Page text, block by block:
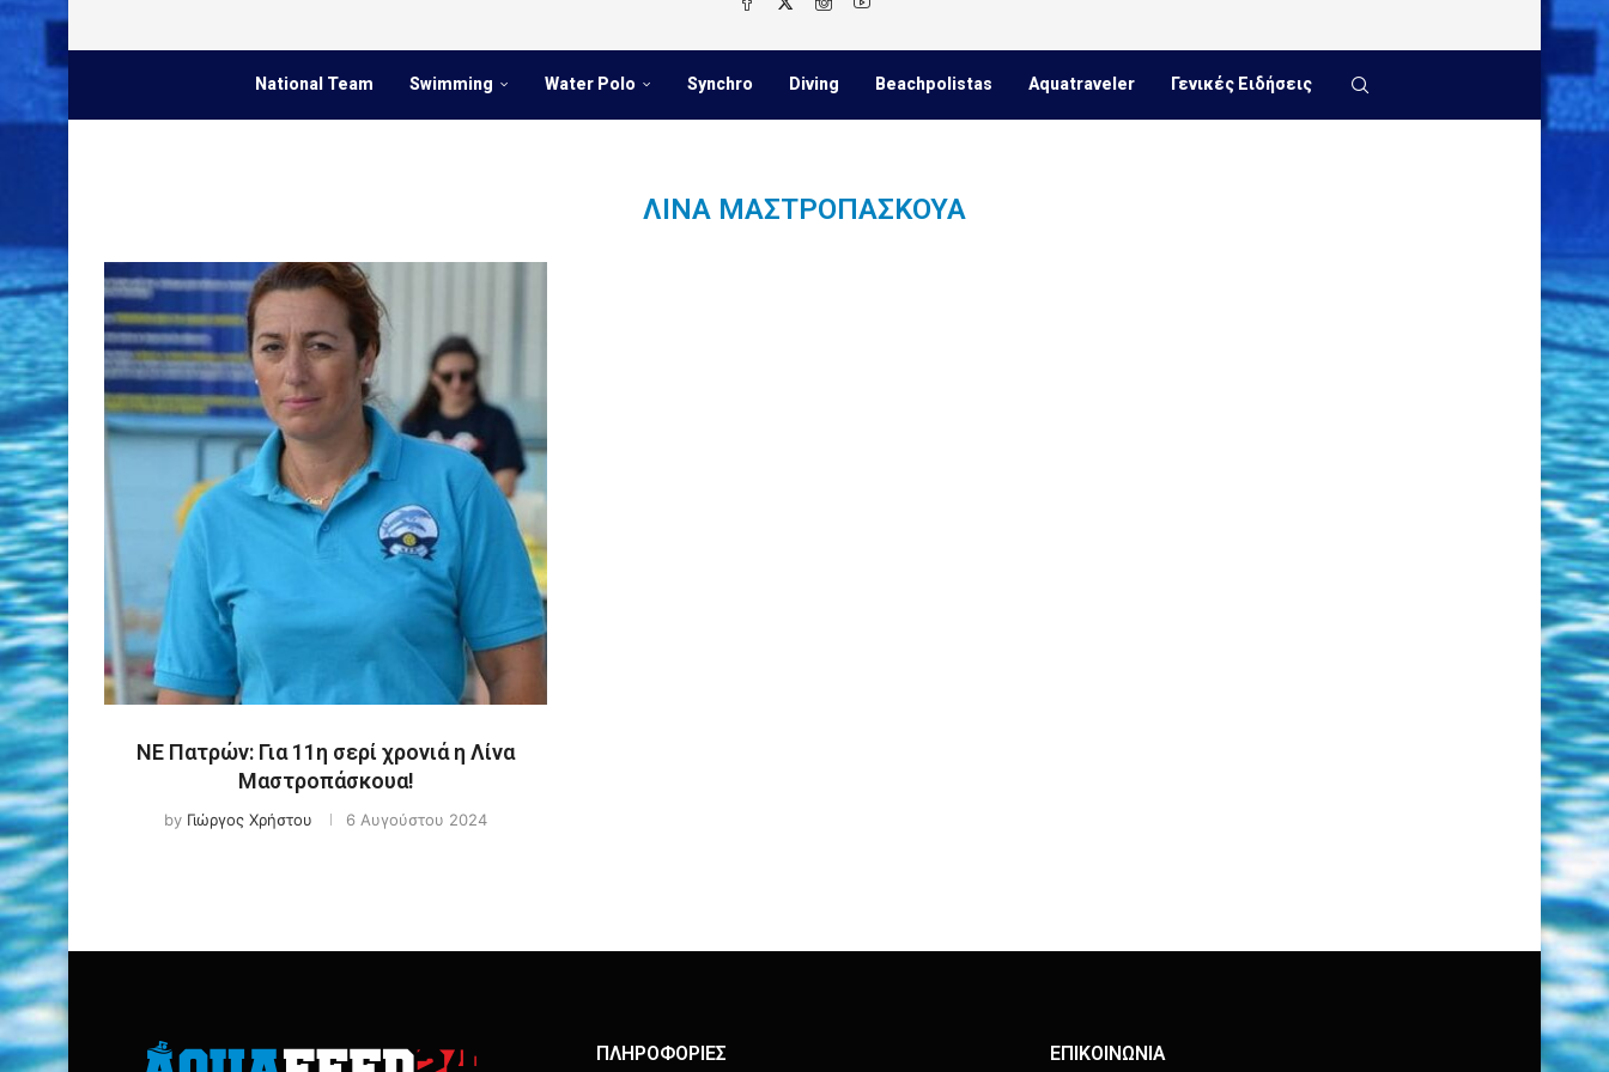
National Team Swimming Water Polo Synchro Diving Beachpolistas Aquatraveler Γενικές Ειδήσεις
ΛΊΝΑ ΜΑΣΤΡΟΠΆΣΚΟΥΑ
ΝΕ Πατρών: Για 11η σερί χρονιά η Λίνα
Μαστροπάσκουα!
by Γιώργος Χρήστου 6 Αυγούστου 2024
ΠΛΗΡΟΦΟΡΙΕΣ ΕΠΙΚΟΙΝΩΝΙΑ